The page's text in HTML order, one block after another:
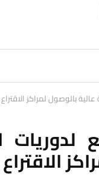
بالوصول لمراكز